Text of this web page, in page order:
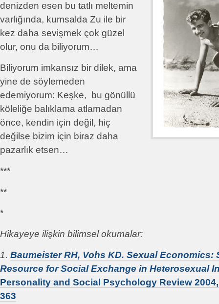
denizden esen bu tatlı meltemin
varlığında, kumsalda Zu ile bir
kez daha sevişmek çok güzel
olur, onu da biliyorum…
Biliyorum imkansız bir dilek, ama
yine de söylemeden
edemiyorum: Keşke, bu gönüllü
köleliğe balıklama atlamadan
önce, kendin için değil, hiç
değilse bizim için biraz daha
pazarlık etsen…
***
**
*
Hikayeye ilişkin bilimsel okumalar:
1. Baumeister RH, Vohs KD. Sexual Economics:
Resource for Social Exchange in Heterosexual
Personality and Social Psychology Review 2004,
363